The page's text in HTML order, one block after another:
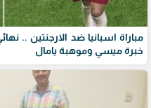
خبرة ميسي وموهبة يامال